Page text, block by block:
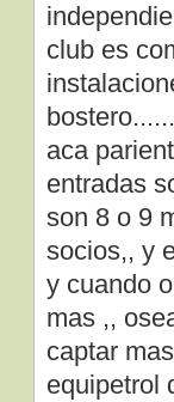
club es
aca
entradas
son 8 o 9
socios,, y
y cuando
mas ,,
captar
equipetrol